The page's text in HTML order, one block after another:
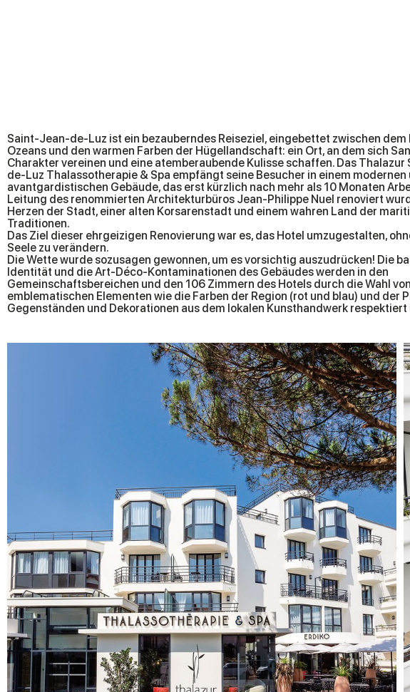
Saint-Jean-de-Luz ist ein bezauberndes Reiseziel, eingebettet zwischen dem
Ozeans und den warmen Farben der Hügellandschaft: ein Ort, an dem sich
Charakter vereinen und eine atemberaubende Kulisse schaffen. Das
de-Luz Thalassotherapie & Spa empfängt seine Besucher in einem modernen
avantgardistischen Gebäude, das erst kürzlich nach mehr als 10 Monaten
Leitung des renommierten Architekturbüros Jean-Philippe Nuel renoviert
Herzen der Stadt, einer alten Korsarenstadt und einem wahren Land der
Traditionen.
Das Ziel dieser ehrgeizigen Renovierung war es, das Hotel umzugestalten,
Seele zu verändern.
Die Wette wurde sozusagen gewonnen, um es vorsichtig auszudrücken! Die
Identität und die Art-Déco-Kontaminationen des Gebäudes werden in den
Gemeinschaftsbereichen und den 106 Zimmern des Hotels durch die Wahl von
emblematischen Elementen wie die Farben der Region (rot und blau) und der
Gegenständen und Dekorationen aus dem lokalen Kunsthandwerk respektiert